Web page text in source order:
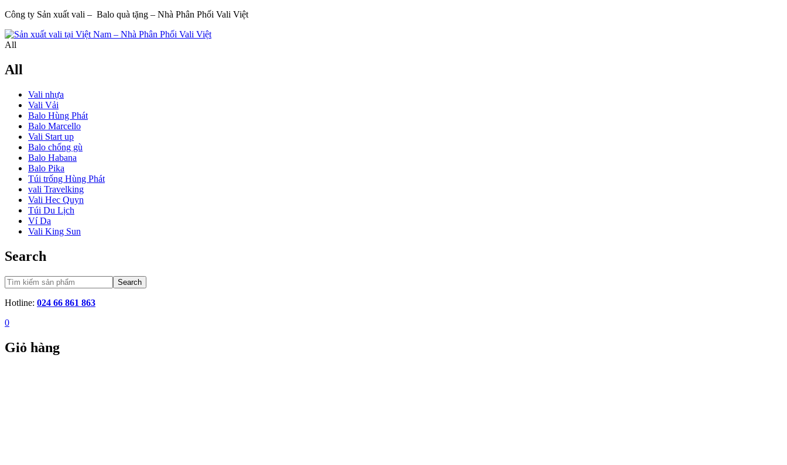
Công ty Sản xuất vali – Balo quà tặng – Nhà Phân Phối Vali Việt
All
All
Vali nhựa
Vali Vải
Balo Hùng Phát
Balo Marcello
Vali Start up
Balo chống gù
Balo Habana
Balo Pika
Túi trống Hùng Phát
vali Travelking
Vali Hec Quyn
Túi Du Lịch
Ví Da
Vali King Sun
Search
Search
Hotline: 024 66 861 863
0
Giỏ hàng